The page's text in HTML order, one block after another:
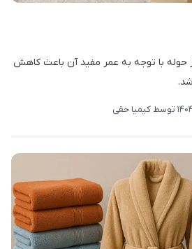
حوله با توجه به عمر مفید آن باعث کاهش
توسط کیمیا حقی